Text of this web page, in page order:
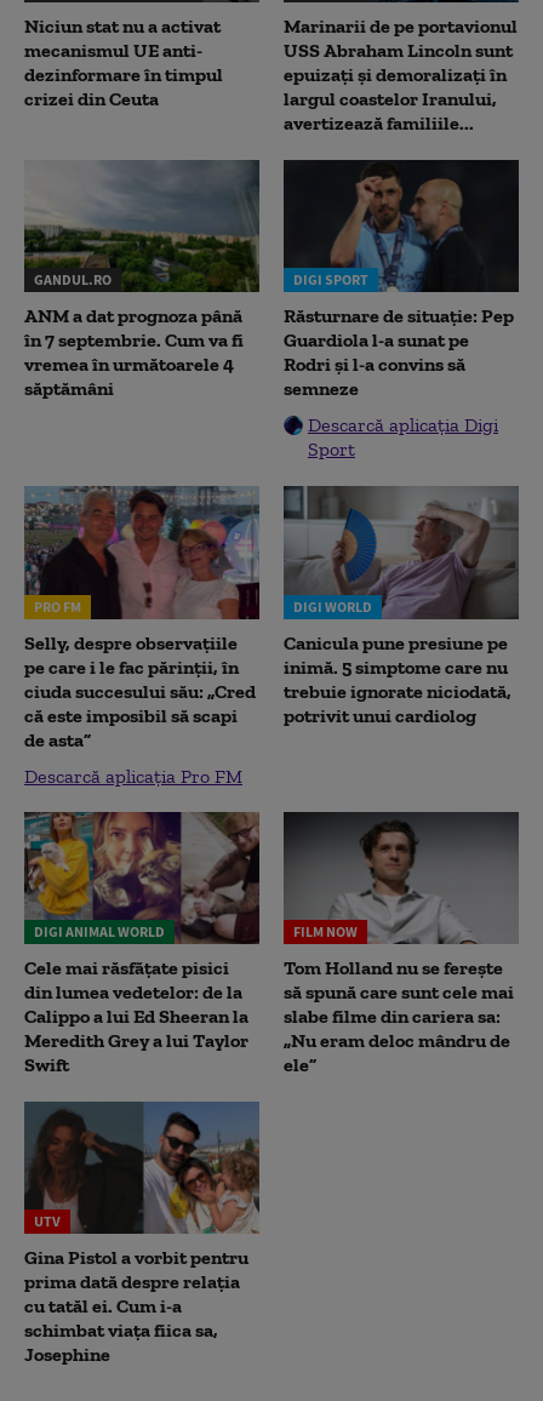
Niciun stat nu a activat
mecanismul UE anti-
dezinformare în timpul
crizei din Ceuta
Marinarii de pe portavionul
USS Abraham Lincoln sunt
epuizați și demoralizați în
largul coastelor Iranului,
avertizează familiile...
GANDUL.RO
ANM a dat prognoza până
în 7 septembrie. Cum va fi
vremea în următoarele 4
săptămâni
DIGI SPORT
Răsturnare de situație: Pep
Guardiola l-a sunat pe
Rodri și l-a convins să
semneze
Descarcă aplicația Digi
Sport
PRO FM
Selly, despre observațiile
pe care i le fac părinții, în
ciuda succesului său: „Cred
că este imposibil să scapi
de asta”
Descarcă aplicația Pro FM
DIGI WORLD
Canicula pune presiune pe
inimă. 5 simptome care nu
trebuie ignorate niciodată,
potrivit unui cardiolog
DIGI ANIMAL WORLD
Cele mai răsfățate pisici
din lumea vedetelor: de la
Calippo a lui Ed Sheeran la
Meredith Grey a lui Taylor
Swift
FILM NOW
Tom Holland nu se ferește
să spună care sunt cele mai
slabe filme din cariera sa:
„Nu eram deloc mândru de
ele”
UTV
Gina Pistol a vorbit pentru
prima dată despre relația
cu tatăl ei. Cum i-a
schimbat viața fiica sa,
Josephine